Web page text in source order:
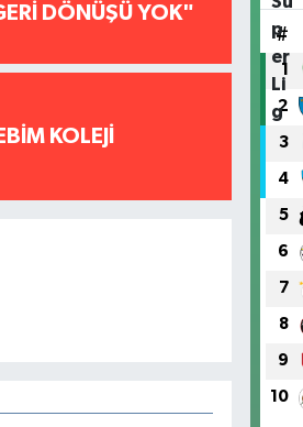
DÖNÜŞÜ YOK"
KOLEJİ
#
1
2
3
4
5
6
7
8
9
10